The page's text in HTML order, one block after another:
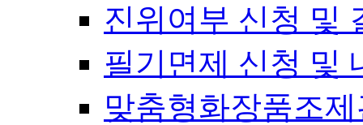
진위여부 신청 및
필기면제 신청 및
맞춤형화장품조